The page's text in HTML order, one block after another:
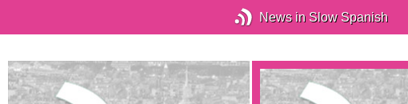
News in Slow Spanish